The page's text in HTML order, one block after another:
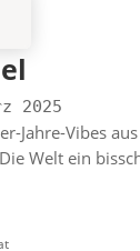
2025
Jahre-Vibes
Welt ein